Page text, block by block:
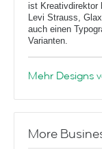
ist Kreativdirektor
Levi Strauss,
auch einen
Varianten.
Mehr Designs
More